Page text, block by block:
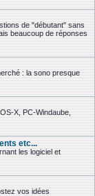
de "débutant" sans
beaucoup de réponses
: la sono presque
X, PC-Windaube,
etc...
les logiciel et
vos idées